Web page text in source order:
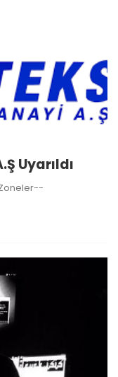
Uyarıldı